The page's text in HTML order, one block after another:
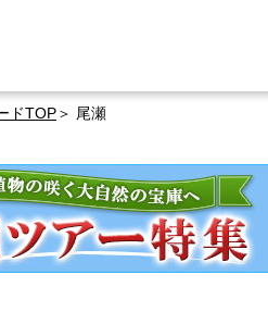
ドTOP 尾瀬